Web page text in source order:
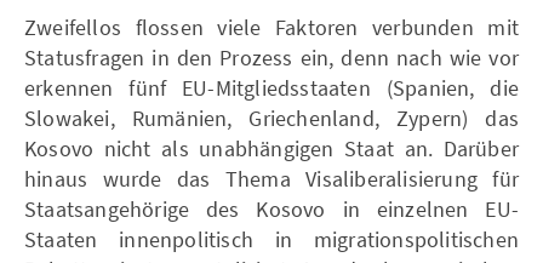
Zweifellos flossen viele Faktoren verbunden mit
Statusfragen in den Prozess ein, denn nach wie vor
erkennen fünf EU-Mitgliedsstaaten (Spanien, die
Slowakei, Rumänien, Griechenland, Zypern) das
Kosovo nicht als unabhängigen Staat an. Darüber
hinaus wurde das Thema Visaliberalisierung für
Staatsangehörige des Kosovo in einzelnen EU-
Staaten innenpolitisch in migrationspolitischen